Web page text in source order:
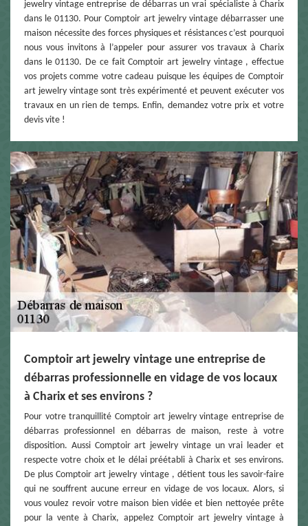
jewelry vintage entreprise de débarras un vrai spécialiste à Charix
dans le 01130. Pour Comptoir art jewelry vintage débarrasser une
maison nécessite des forces physiques et résistances c’est pourquoi
nous vous invitons à l’appeler pour assurer vos travaux à Charix
dans le 01130. De ce fait Comptoir art jewelry vintage , effectue
vos projets comme votre cadeau puisque les équipes de Comptoir
art jewelry vintage sont très expérimenté et peuvent exécuter vos
travaux en un rien de temps. Enfin, demandez votre prix et votre
devis vite !
Comptoir art jewelry vintage une entreprise de
débarras professionnelle en vidage de vos locaux
à Charix et ses environs ?
Pour votre tranquillité Comptoir art jewelry vintage entreprise de
débarras professionnel en débarras de maison, reste à votre
disposition. Aussi Comptoir art jewelry vintage un vrai leader et
respecte votre choix et le délai préétabli à Charix et ses environs.
De plus Comptoir art jewelry vintage , détient tous les savoir-faire
qui ne souffrent aucune erreur en vidage de vos locaux. Alors, si
vous voulez revoir votre maison bien vidée et bien nettoyée prête
pour la vente à Charix, appelez Comptoir art jewelry vintage à